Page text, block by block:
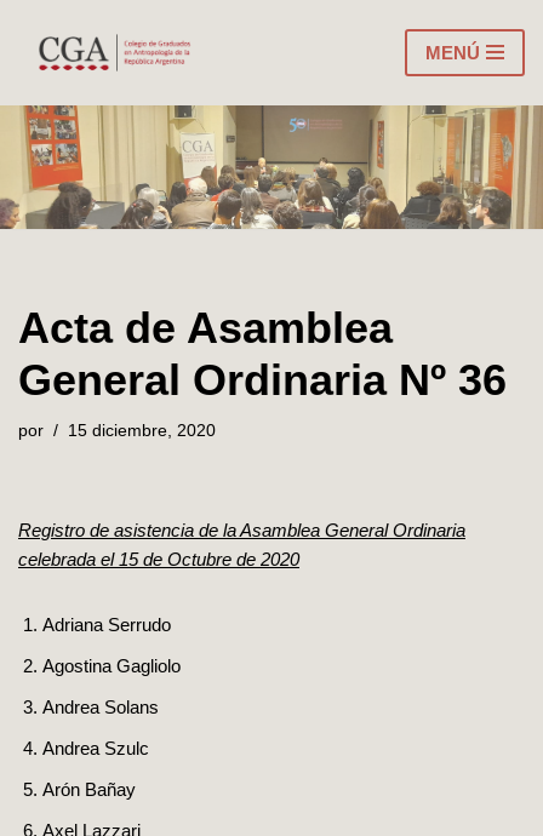
contenido
MENÚ
Acta de Asamblea
General Ordinaria Nº 36
por 15 diciembre, 2020
Registro de asistencia de la Asamblea General Ordinaria
celebrada el 15 de Octubre de 2020
Adriana Serrudo
Agostina Gagliolo
Andrea Solans
Andrea Szulc
Arón Bañay
Axel Lazzari